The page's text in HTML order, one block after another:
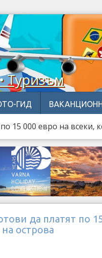
Туризъм
ГИД
15 000 евро на
да платят по
острова